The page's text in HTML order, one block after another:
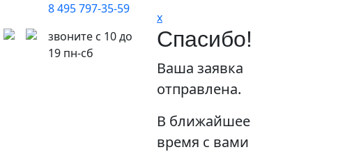
8 495 797-35-59
звоните с 10 до
19 пн-сб
x
Спасибо!
Ваша заявка
отправлена.
В ближайшее
время с вами